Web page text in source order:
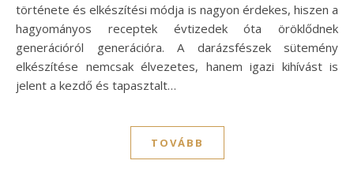
története és elkészítési módja is nagyon érdekes, hiszen a
hagyományos receptek évtizedek óta öröklődnek
generációról generációra. A darázsfészek sütemény
elkészítése nemcsak élvezetes, hanem igazi kihívást is
jelent a kezdő és tapasztalt…
TOVÁBB